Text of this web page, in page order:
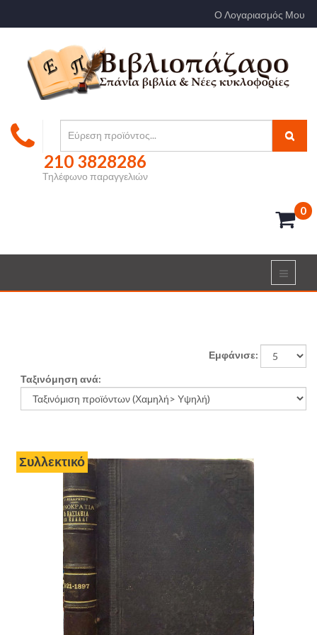
Ο Λογαριασμός Μου
210 3828286
Τηλέφωνο παραγγελιών
0
Εμφάνισε:
Ταξινόμηση ανά:
Σπάνιο
Συλλεκτικό